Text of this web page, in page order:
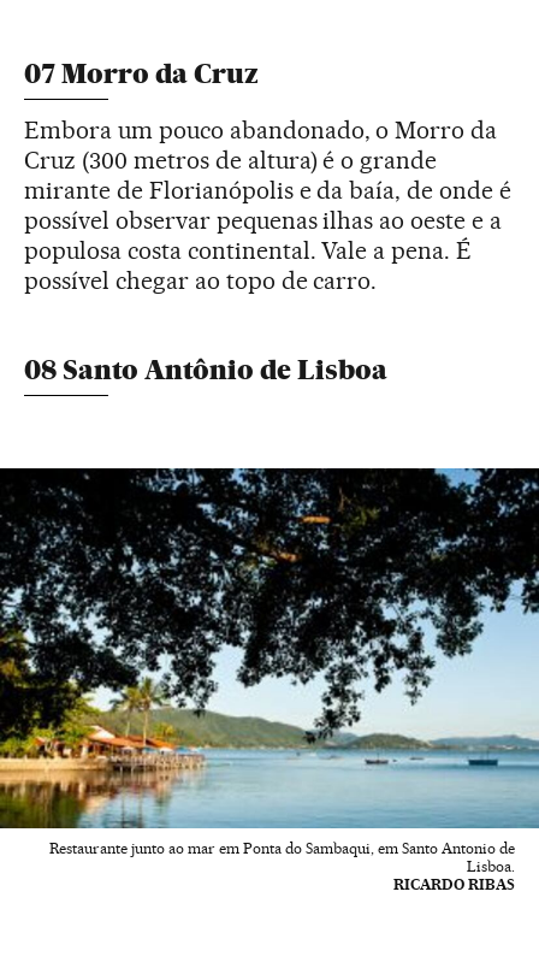
07 Morro da Cruz
Embora um pouco abandonado, o Morro da
Cruz (300 metros de altura) é o grande
mirante de Florianópolis e da baía, de onde é
possível observar pequenas ilhas ao oeste e a
populosa costa continental. Vale a pena. É
possível chegar ao topo de carro.
08 Santo Antônio de Lisboa
Restaurante junto ao mar em Ponta do Sambaqui, em Santo Antonio de
Lisboa.
RICARDO RIBAS